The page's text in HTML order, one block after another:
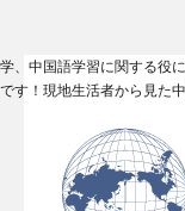
、中国語学習に関する役
す！現地生活者から見た